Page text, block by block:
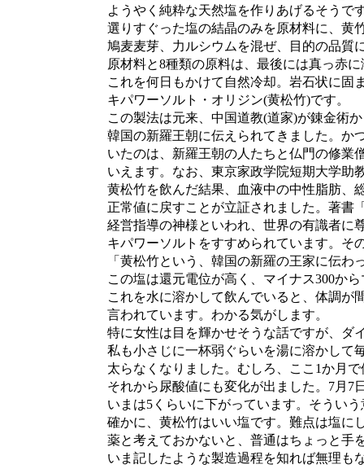
ようやく純粋な天然塩を作りあげるそうで
選りすぐった塩の結晶のみを原材料に、黄
鳩麦麦芽、力ルシウムを混ぜ、目的の品質
原材料と8種類の原料は、最後には真っ赤に
これを何日もかけて自然冷却。岩石状に固
キパワーソルト・オリジン(黄松竹)です。
この製法は元来、中国道教(道家)が錬金術か
韓国の新羅王朝に伝えられてきました。か
いたのは、新羅王朝の人たちと仏門の修業
いえます。なお、東京家政学院短期大学助
黄松竹を飲んだ結果、血液中の中性脂肪、
正常値に戻すことが立証されました。著書
経営指導の神様といわれ、世界の有識者に
キパワーソルトをすすめられています。そ
「黄松竹という、韓国の新羅の王家に伝わ
この塩は還元電位が高く、マイナス300から
これを水に溶かして飲んでいると、体調が
言われています。わかる気がします。
特に女性は目を輝かせそうな話ですが、ダ
私も小さじに一杯弱ぐらいを湯に溶かして
太らなくなりました。むしろ、ここ1か月で
それから尿酸値にも変化が出ました。7月7
いまは5くらいに下がっています。そういう
確かに、黄松竹はいい塩です。難点は塩に
薬と考えておかないと、普通はちょっと手
いま記したような製造過程を知れば無理も